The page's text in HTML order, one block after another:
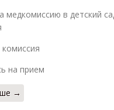
медкомиссию в детский
на прием
→